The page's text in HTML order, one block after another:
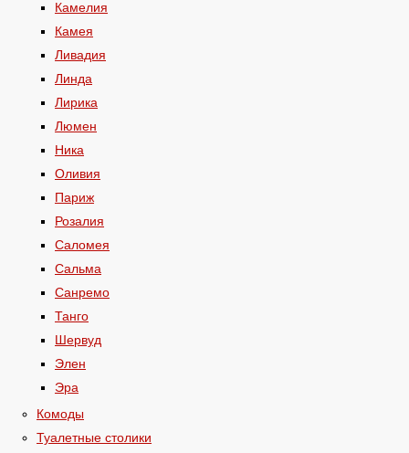
Камелия
Камея
Ливадия
Линда
Лирика
Люмен
Ника
Оливия
Париж
Розалия
Саломея
Сальма
Санремо
Танго
Шервуд
Элен
Эра
Комоды
Туалетные столики